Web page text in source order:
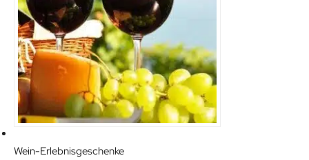
Wein-Erlebnisgeschenke